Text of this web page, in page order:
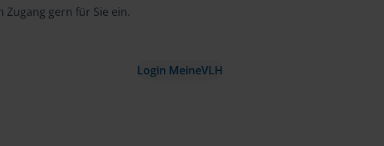
gern für Sie ein.
Login MeineVLH